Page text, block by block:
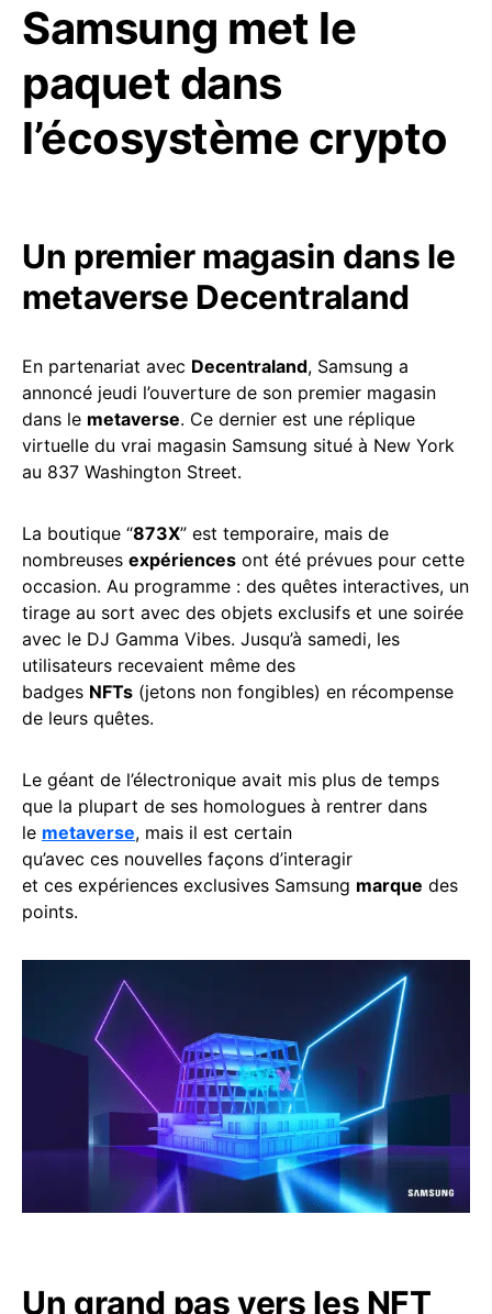
Samsung met le
paquet dans
l’écosystème crypto
Un premier magasin dans le
metaverse Decentraland
En partenariat avec Decentraland, Samsung a
annoncé jeudi l’ouverture de son premier magasin
dans le metaverse. Ce dernier est une réplique
virtuelle du vrai magasin Samsung situé à New York
au 837 Washington Street.
La boutique “873X” est temporaire, mais de
nombreuses expériences ont été prévues pour cette
occasion. Au programme : des quêtes interactives, un
tirage au sort avec des objets exclusifs et une soirée
avec le DJ Gamma Vibes. Jusqu’à samedi, les
utilisateurs recevaient même des
badges NFTs (jetons non fongibles) en récompense
de leurs quêtes.
Le géant de l’électronique avait mis plus de temps
que la plupart de ses homologues à rentrer dans
le metaverse, mais il est certain
qu’avec ces nouvelles façons d’interagir
et ces expériences exclusives Samsung marque des
points.
Un grand pas vers les NFT